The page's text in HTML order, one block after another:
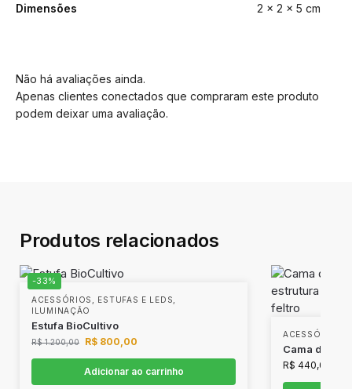
Dimensões 2 × 2 × 5 cm
Não há avaliações ainda.
Apenas clientes conectados que compraram este produto
podem deixar uma avaliação.
Produtos relacionados
-33%
ACESSÓRIOS ESTUFAS E LEDS
ILUMINAÇÃO
Estufa BioCultivo
R$1.200,00 R$ 800,00
Adicionar ao carrinho
ACESSÓRIOS
Cama de
R$ 440,00